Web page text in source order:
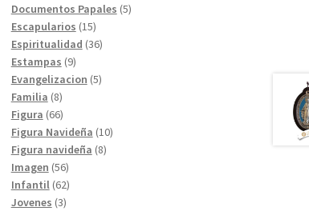
productos
Documentos Papales 55
Escapularios 1515
productos
Espiritualidad 3636
Estampas 99
productos
Evangelizacion 55
Familia 88
productos
Figura 6666
productos
Figura Navideña 1010
Figura navideña 88
Imagen 5656
productos
Infantil 6262
productos
Jovenes 33